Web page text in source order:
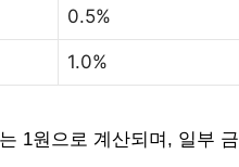
0.5%
1.0%
1원으로 계산되며, 일부 금